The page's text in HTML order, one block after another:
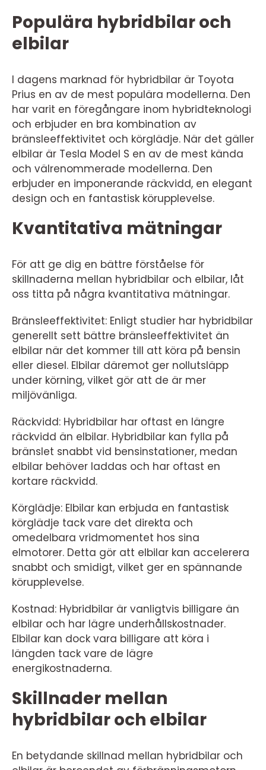
Populära hybridbilar och
elbilar
I dagens marknad för hybridbilar är Toyota
Prius en av de mest populära modellerna. Den
har varit en föregångare inom hybridteknologi
och erbjuder en bra kombination av
bränsleeffektivitet och körglädje. När det gäller
elbilar är Tesla Model S en av de mest kända
och välrenommerade modellerna. Den
erbjuder en imponerande räckvidd, en elegant
design och en fantastisk körupplevelse.
Kvantitativa mätningar
För att ge dig en bättre förståelse för
skillnaderna mellan hybridbilar och elbilar, låt
oss titta på några kvantitativa mätningar.
Bränsleeffektivitet: Enligt studier har hybridbilar
generellt sett bättre bränsleeffektivitet än
elbilar när det kommer till att köra på bensin
eller diesel. Elbilar däremot ger nollutsläpp
under körning, vilket gör att de är mer
miljövänliga.
Räckvidd: Hybridbilar har oftast en längre
räckvidd än elbilar. Hybridbilar kan fylla på
bränslet snabbt vid bensinstationer, medan
elbilar behöver laddas och har oftast en
kortare räckvidd.
Körglädje: Elbilar kan erbjuda en fantastisk
körglädje tack vare det direkta och
omedelbara vridmomentet hos sina
elmotorer. Detta gör att elbilar kan accelerera
snabbt och smidigt, vilket ger en spännande
körupplevelse.
Kostnad: Hybridbilar är vanligtvis billigare än
elbilar och har lägre underhållskostnader.
Elbilar kan dock vara billigare att köra i
längden tack vare de lägre
energikostnaderna.
Skillnader mellan
hybridbilar och elbilar
En betydande skillnad mellan hybridbilar och